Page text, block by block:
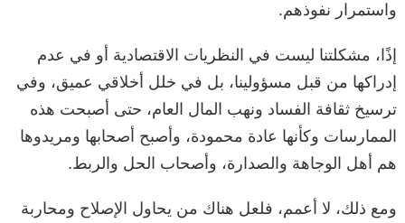
واستمرار نفوذهم.
إذًا، مشكلتنا ليست في النظريات الاقتصادية أو في عدم
إدراكها من قبل مسؤولينا، بل في خلل أخلاقي عميق، وفي
ترسيخ ثقافة الفساد ونهب المال العام، حتى أصبحت هذه
الممارسات وكأنها عادة محمودة، وأصبح أصحابها ومريدوها
هم أهل الوجاهة والصدارة، وأصحاب الحل والربط.
ومع ذلك، لا أعمم، فلعل هناك من يحاول الإصلاح ومحاربة